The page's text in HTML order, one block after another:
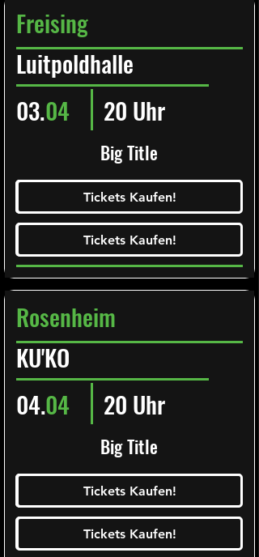
Freising
Luitpoldhalle
Big Title
03.04 20 Uhr
Tickets Kaufen!
Ticketalarm abonieren!
Tickets Kaufen!
Tickets Kaufen!
Tickets Kaufen!
Rosenheim
KU'KO
Big Title
04.04 20 Uhr
Tickets Kaufen!
Ticketalarm abonieren!
Tickets Kaufen!
Tickets Kaufen!
Tickets Kaufen!